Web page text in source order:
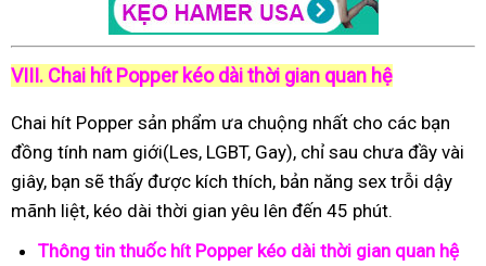
VIII. Chai hít Popper kéo dài thời gian quan hệ
Chai hít Popper sản phẩm ưa chuộng nhất cho các bạn
đồng tính nam giới(Les, LGBT, Gay), chỉ sau chưa đầy vài
giây, bạn sẽ thấy được kích thích, bản năng sex trỗi dậy
mãnh liệt, kéo dài thời gian yêu lên đến 45 phút.
Thông tin thuốc hít Popper kéo dài thời gian quan hệ